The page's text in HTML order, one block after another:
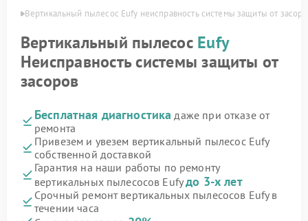
Вертикальный пылесос Eufy неисправность системы защиты от
Вертикальный пылесос Eufy
Неисправность системы защиты от
засоров
Бесплатная диагностика даже при отказе от
ремонта
Привезем и увезем вертикальный пылесос Eufy
собственной доставкой
Гарантия на наши работы по ремонту
вертикальных пылесосов Eufyдо 3-х лет
Срочный ремонт вертикальных пылесосов Eufy в
течении часа